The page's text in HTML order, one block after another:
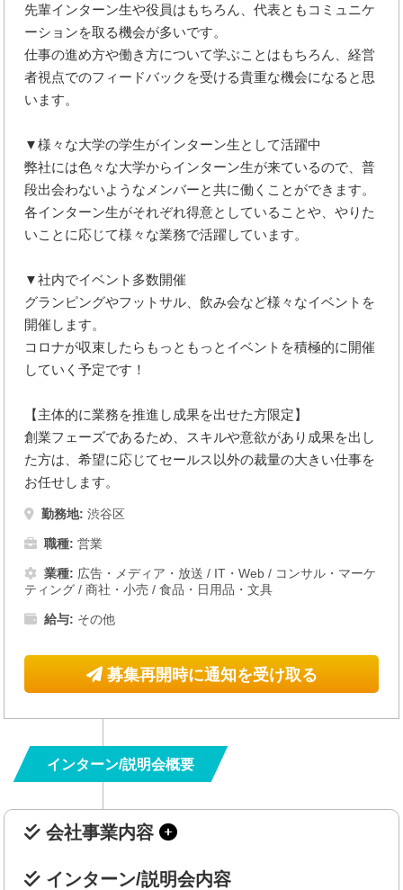
先輩インターン生や役員はもちろん、代表ともコミュニケ
ーションを取る機会が多いです。
仕事の進め方や働き方について学ぶことはもちろん、経営
者視点でのフィードバックを受ける貴重な機会になると思
います。
▼様々な大学の学生がインターン生として活躍中
弊社には色々な大学からインターン生が来ているので、普
段出会わないようなメンバーと共に働くことができます。
各インターン生がそれぞれ得意としていることや、やりた
いことに応じて様々な業務で活躍しています。
▼社内でイベント多数開催
グランピングやフットサル、飲み会など様々なイベントを
開催します。
コロナが収束したらもっともっとイベントを積極的に開催
していく予定です！
【主体的に業務を推進し成果を出せた方限定】
創業フェーズであるため、スキルや意欲があり成果を出し
た方は、希望に応じてセールス以外の裁量の大きい仕事を
お任せします。
勤務地: 渋谷区
職種: 営業
業種: 広告・メディア・放送 / IT・Web / コンサル・マーケ
ティング /商社・小売 /食品・日用品・文具
給与: その他
募集再開時に通知を受け取る
インターン/説明会概要
会社事業内容
インターン/説明会内容